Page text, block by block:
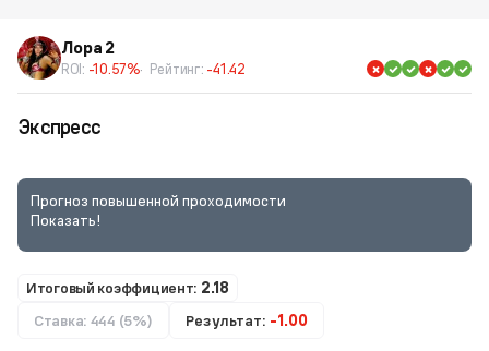
Лора 2
ROI: -10.57% Рейтинг: -41.42
Экспресс
Прогноз повышенной проходимости
Показать!
Итоговый коэффициент: 2.18
Ставка: 444 (5%)
Результат: -1.00